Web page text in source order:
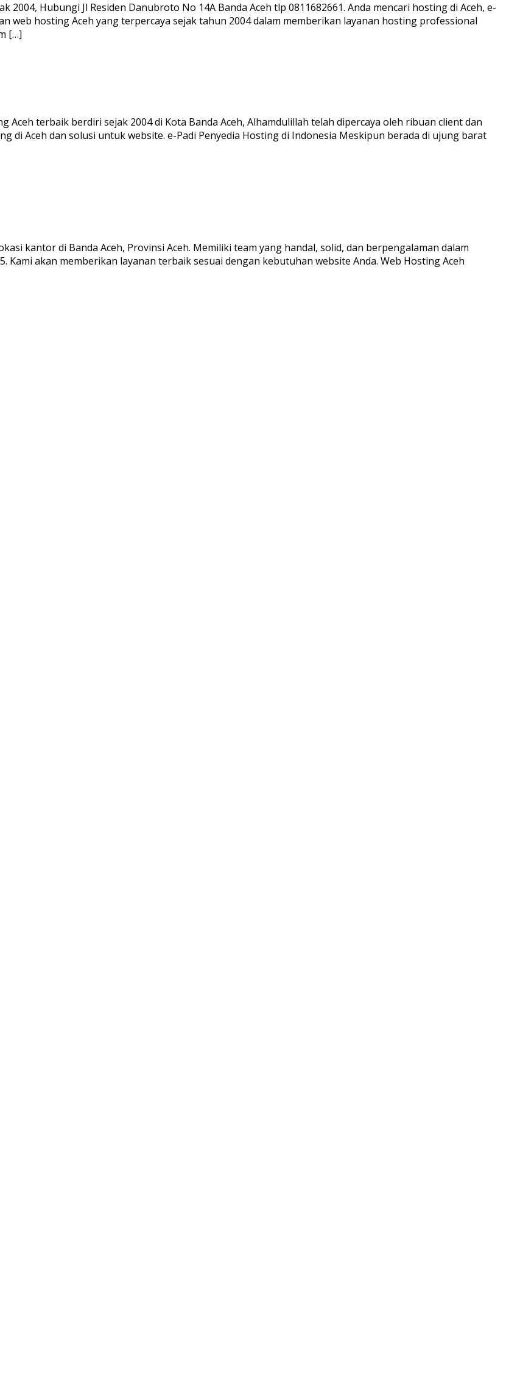
2004, Hubungi Jl Residen Danubroto No 14A Banda Aceh tlp 0811682661. Anda mencari hosting di Aceh, e-
web hosting Aceh yang terpercaya sejak tahun 2004 dalam memberikan layanan hosting professional
[…]
Aceh terbaik berdiri sejak 2004 di Kota Banda Aceh, Alhamdulillah telah dipercaya oleh ribuan client dan
di Aceh dan solusi untuk website. e-Padi Penyedia Hosting di Indonesia Meskipun berada di ujung barat
kantor di Banda Aceh, Provinsi Aceh. Memiliki team yang handal, solid, dan berpengalaman dalam
Kami akan memberikan layanan terbaik sesuai dengan kebutuhan website Anda. Web Hosting Aceh